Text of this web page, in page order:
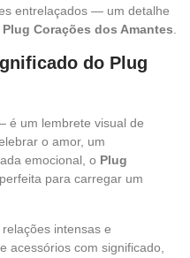
entrelaçados — um detalhe
Plug Corações dos Amantes
do Plug
é um lembrete visual de
o amor, um
emocional, o Plug
para carregar um
intensas e
acessórios com significado,